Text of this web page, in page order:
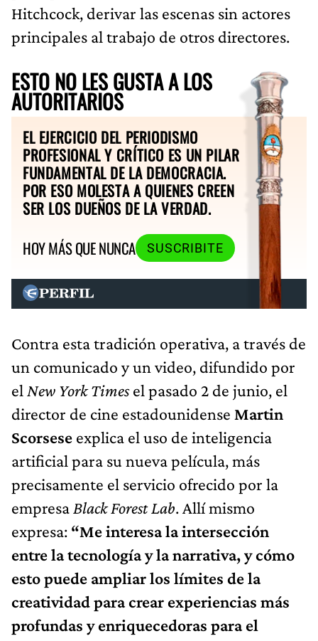
Hitchcock, derivar las escenas sin actores
principales al trabajo de otros directores.
ESTO NO LES GUSTA A LOS
AUTORITARIOS
EL EJERCICIO DEL PERIODISMO
PROFESIONAL Y CRÍTICO ES UN PILAR
FUNDAMENTAL DE LA DEMOCRACIA.
POR ESO MOLESTA A QUIENES CREEN
SER LOS DUEÑOS DE LA VERDAD.
HOY MÁS QUE NUNCA
SUSCRIBITE
Contra esta tradición operativa, a través de
un comunicado y un video, difundido por
el New York Timesel pasado 2 de junio, el
director de cine estadounidense Martin
Scorsese explica el uso de inteligencia
artificial para su nueva película, más
precisamente el servicio ofrecido por la
empresa Black Forest Lab. Allí mismo
expresa: “Me interesa la intersección
entre la tecnología y la narrativa, y cómo
esto puede ampliar los límites de la
creatividad para crear experiencias más
profundas y enriquecedoras para el